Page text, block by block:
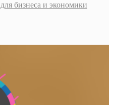
бизнеса и экономики